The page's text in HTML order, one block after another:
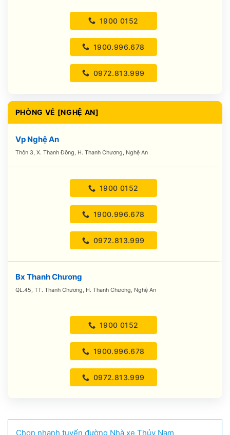
1900 0152
1900.996.678
0972.813.999
PHÒNG VÉ [NGHỆ AN]
Vp Nghệ An
Thôn 3, X. Thanh Đồng, H. Thanh Chương, Nghệ An
1900 0152
1900.996.678
0972.813.999
Bx Thanh Chương
QL.45, TT. Thanh Chương, H. Thanh Chương, Nghệ An
1900 0152
1900.996.678
0972.813.999
Chọn nhanh tuyến đường Nhà xe Thủy Nam